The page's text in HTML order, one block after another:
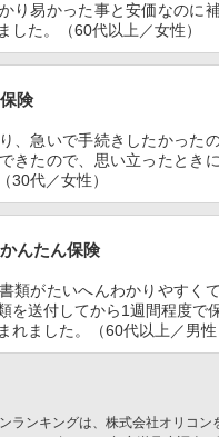
り易かった事と安価なのに
した。（60代以上／女性）
険
、急いで手続きしたかった
きたので、思い立ったとき
30代／女性）
んたん保険
類がたいへんわかりやすく
を送付してから1週間程度で
れました。（60代以上／男性
ランキングは、株式会社オリコン